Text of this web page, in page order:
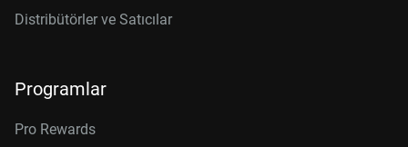
Distribütörler ve Satıcılar
Programlar
Pro Rewards